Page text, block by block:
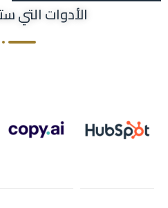
الأدوات التي